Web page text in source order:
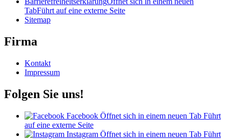
TabFührt auf eine externe Seite
Sitemap
Firma
Kontakt
Impressum
Folgen Sie uns!
Facebook Öffnet sich in einem neuen Tab Führt
auf eine externe Seite
Instagram Öffnet sich in einem neuen Tab Führt